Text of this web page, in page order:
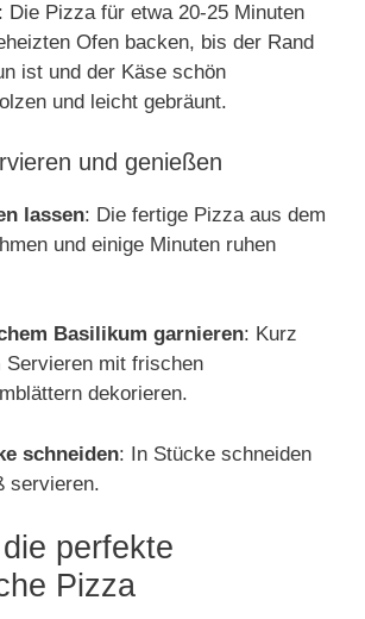
: Die Pizza für etwa 20-25 Minuten
Ofen backen, bis der Rand
ist und der Käse schön
und leicht gebräunt.
und genießen
lassen: Die fertige Pizza aus dem
und einige Minuten ruhen
Basilikum garnieren: Kurz
Servieren mit frischen
dekorieren.
schneiden: In Stücke schneiden
servieren.
perfekte
Pizza